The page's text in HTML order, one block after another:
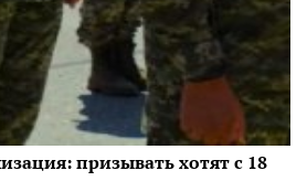
призывать хотят с 18